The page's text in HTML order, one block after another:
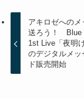
アキロゼへのメ
送ろう！ Blue
1st Live「夜明
のデジタルメッ
ド販売開始